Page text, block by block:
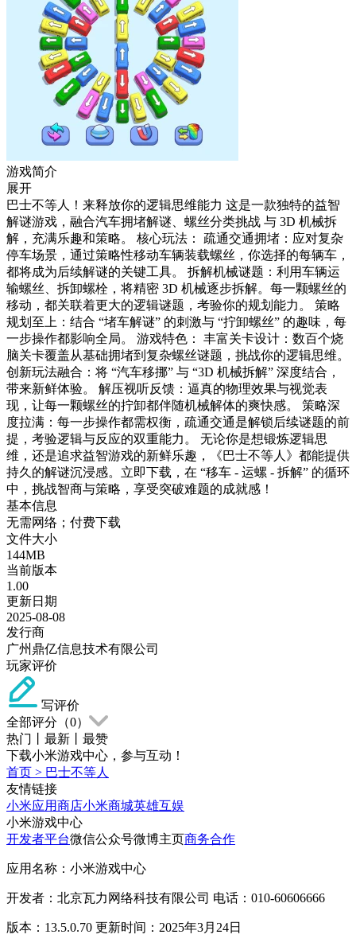
游戏简介
展开
巴士不等人！来释放你的逻辑思维能力 这是一款独特的益智
解谜游戏，融合汽车拥堵解谜、螺丝分类挑战 与 3D 机械拆
解，充满乐趣和策略。 核心玩法： 疏通交通拥堵：应对复杂
停车场景，通过策略性移动车辆装载螺丝，你选择的每辆车，
都将成为后续解谜的关键工具。 拆解机械谜题：利用车辆运
输螺丝、拆卸螺栓，将精密 3D 机械逐步拆解。每一颗螺丝的
移动，都关联着更大的逻辑谜题，考验你的规划能力。 策略
规划至上：结合 “堵车解谜” 的刺激与 “拧卸螺丝” 的趣味，每
一步操作都影响全局。 游戏特色： 丰富关卡设计：数百个烧
脑关卡覆盖从基础拥堵到复杂螺丝谜题，挑战你的逻辑思维。
创新玩法融合：将 “汽车移挪” 与 “3D 机械拆解” 深度结合，
带来新鲜体验。 解压视听反馈：逼真的物理效果与视觉表
现，让每一颗螺丝的拧卸都伴随机械解体的爽快感。 策略深
度拉满：每一步操作都需权衡，疏通交通是解锁后续谜题的前
提，考验逻辑与反应的双重能力。 无论你是想锻炼逻辑思
维，还是追求益智游戏的新鲜乐趣，《巴士不等人》都能提供
持久的解谜沉浸感。立即下载，在 “移车 - 运螺 - 拆解” 的循环
中，挑战智商与策略，享受突破难题的成就感！
基本信息
无需网络；付费下载
文件大小
144MB
当前版本
1.00
更新日期
2025-08-08
发行商
广州鼎亿信息技术有限公司
玩家评价
写评价
全部评分（0）
热门
最新
最赞
下载小米游戏中心，参与互动！
首页 > 巴士不等人
友情链接
小米应用商店小米商城英雄互娱
小米游戏中心
开发者平台微信公众号微博主页商务合作
应用名称：小米游戏中心
开发者：北京瓦力网络科技有限公司 电话：010-60606666
版本：13.5.0.70 更新时间：2025年3月24日